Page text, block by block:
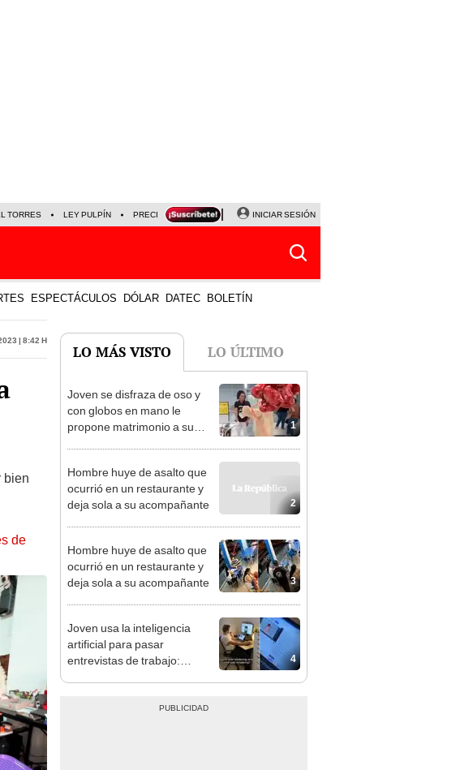
TORRES LEY PULPÍN PRECIO DEL DÓLAR CORTE DE LUZ VIERNES 7 DE AGOSTO
INICIAR SESIÓN
ESPECTÁCULOS DÓLAR DATEC BOLETÍN
| 8:42 h
bien
de
LO MÁS VISTO LO ÚLTIMO
1
Joven se disfraza de oso y
con globos en mano le
propone matrimonio a su
2
Hombre huye de asalto que
ocurrió en un restaurante y
deja sola a su acompañante
3
Hombre huye de asalto que
ocurrió en un restaurante y
deja sola a su acompañante
4
Joven usa la inteligencia
artificial para pasar
entrevistas de trabajo: